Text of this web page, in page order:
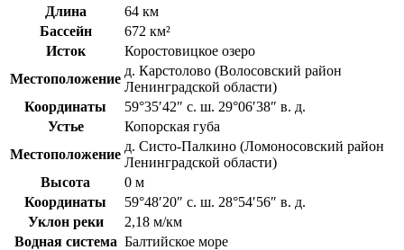
Длина
64 км
Бассейн
672 км²
Исток
Коростовицкое озеро
Местоположение
д. Карстолово (Волосовский район
Ленинградской области)
Координаты
59°35′42″ с. ш. 29°06′38″ в. д.
Устье
Копорская губа
Местоположение
д. Систо-Палкино (Ломоносовский район
Ленинградской области)
Высота
0 м
Координаты
59°48′20″ с. ш. 28°54′56″ в. д.
Уклон реки
2,18 м/км
Водная система Балтийское море